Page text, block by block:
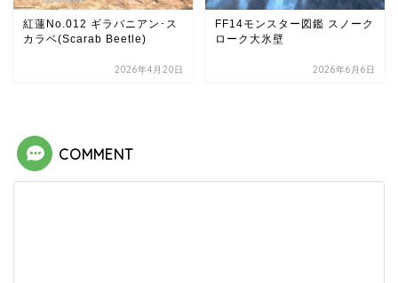
紅蓮No.012 ギラバニアン･ス
カラベ(Scarab Beetle)
2026年4月20日
FF14モンスター図鑑 スノーク
ローク大氷壁
2026年6月6日
COMMENT